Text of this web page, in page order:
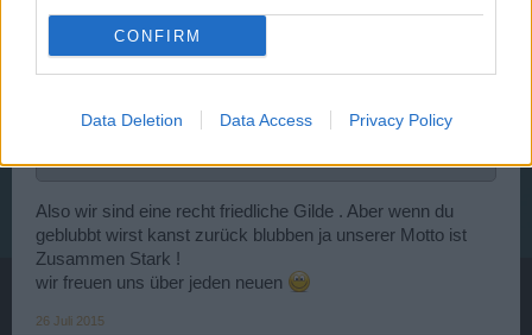
CONFIRM
Data Deletion Data Access Privacy Policy
wir sind zu zweit Lv. 25 bzw. 21 und haben zur Zeit eine eigene
Also wir sind eine recht friedliche Gilde . Aber wenn du
geblubbt wirst kanst zurück blubben ja unserer Motto ist
Zusammen Stark !
wir freuen uns über jeden neuen
26 Juli 2015